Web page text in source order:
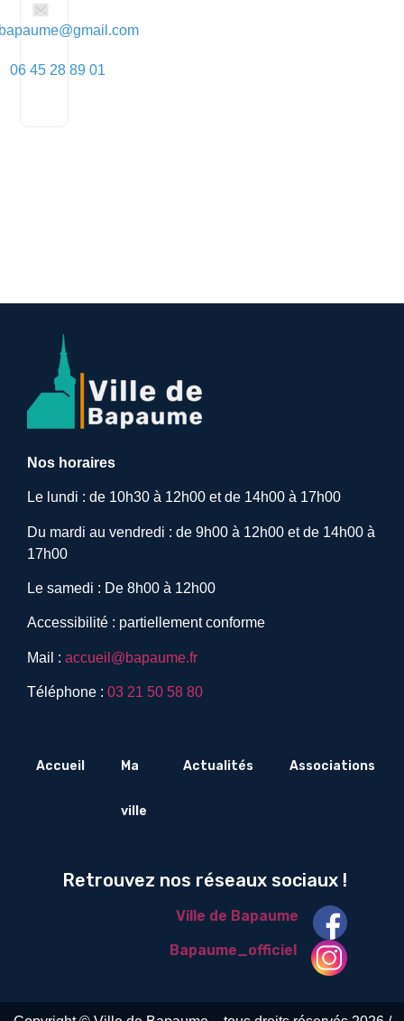
06 45 28 89 01
Nos horaires
Le lundi : de 10h30 à 12h00 et de 14h00 à 17h00
Du mardi au vendredi : de 9h00 à 12h00 et de 14h00 à
17h00
Le samedi : De 8h00 à 12h00
Accessibilité : partiellement conforme
Mail : accueil@bapaume.fr
Téléphone : 03 21 50 58 80
Accueil Ma
ville
Actualités Associations
Retrouvez nos réseaux sociaux !
Ville de Bapaume
Bapaume_officiel